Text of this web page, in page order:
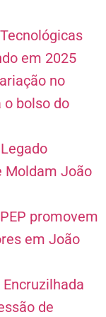
em 2025
no
o bolso do
Moldam João
promovem
em João
de